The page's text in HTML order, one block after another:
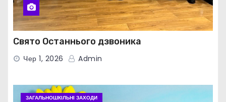
Свято Останнього дзвоника
Чер 1, 2026 Admin
ЗАГАЛЬНОШКІЛЬНІ ЗАХОДИ